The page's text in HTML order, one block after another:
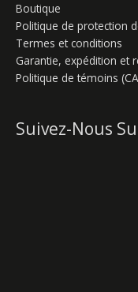
Boutique
Politique de protection
Termes et conditions
Garantie, expédition et
Politique de témoins
Suivez-Nous